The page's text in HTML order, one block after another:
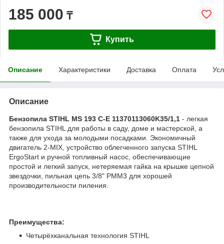
185 000 ₸
Купить
Описание Характеристики Доставка Оплата
Описание
Бензопила STIHL MS 193 C-E 11370113060K35/1,1 - легкая
бензопила STIHL для работы в саду, доме и мастерской, а
также для ухода за молодыми посадками. Экономичный
двигатель 2-MIX, устройство облегченного запуска STIHL
ErgoStart и ручной топливный насос, обеспечивающие
простой и легкий запуск, нетеряемая гайка на крышке цепной
звездочки, пильная цепь 3/8" PMM3 для хорошей
производительности пиления.
Преимущества:
Четырёхканальная технология STIHL